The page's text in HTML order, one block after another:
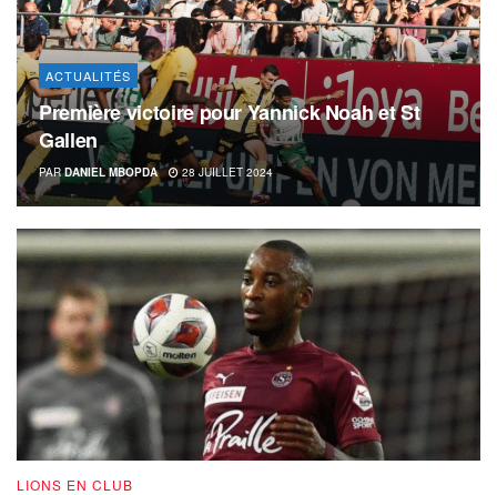
ACTUALITÉS
Première victoire pour Yannick Noah et St
Gallen
PAR DANIEL MBOPDA 28 JUILLET 2024
LIONS EN CLUB